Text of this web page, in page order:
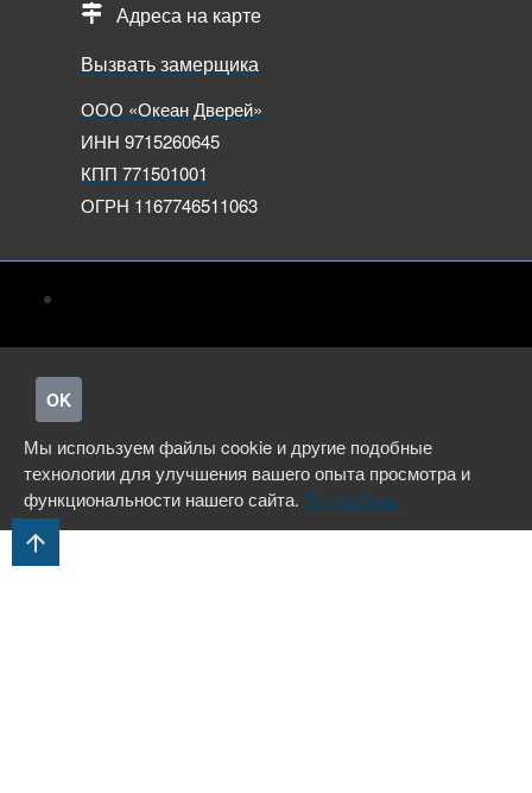
Адреса на карте
Вызвать замерщика
ООО «Океан Дверей»
ИНН 9715260645
КПП 771501001
ОГРН 1167746511063
OK
Мы используем файлы cookie и другие подобные
технологии для улучшения вашего опыта просмотра и
функциональности нашего сайта. Подробнее.